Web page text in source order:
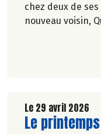
chez deux de
nouveau voisin,
Jarouilles en
Libourne, où
Pascale Solana.
Le 29 avril 2026
Lire la suite
Le